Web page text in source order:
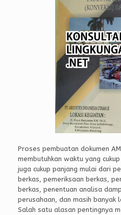
Proses pembuatan dokumen
membutuhkan waktu yang
juga cukup panjang mulai dari
berkas, pemeriksaan berkas,
berkas, penentuan analisa
perusahaan, dan masih banyak
Salah satu alasan pentingnya